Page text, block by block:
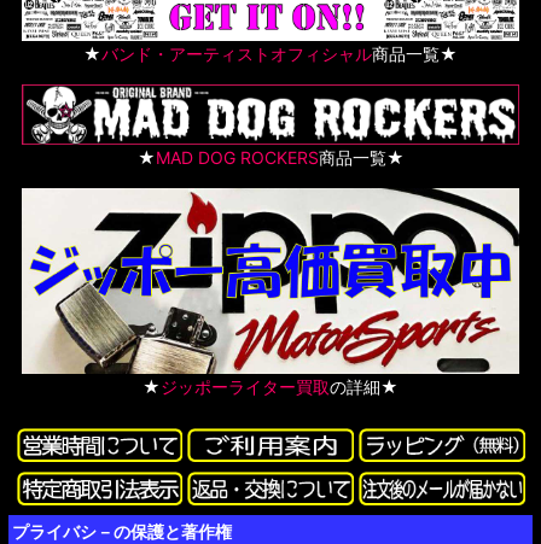
★バンド・アーティストオフィシャル商品一覧★
★MAD DOG ROCKERS商品一覧★
★ジッポーライター買取の詳細★
プライバシ－の保護と著作権